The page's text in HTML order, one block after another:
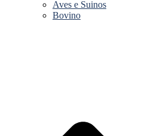
Aves e Suinos
Bovino